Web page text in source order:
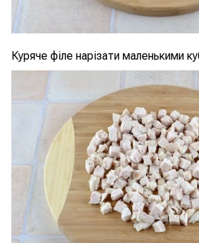
Куряче філе нарізати маленькими